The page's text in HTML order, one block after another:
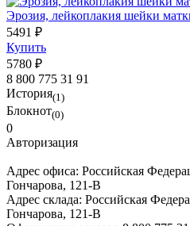
Эрозия, лейкоплакия шейки
5491 ₽
Купить
5780 ₽
8 800 775 31 91
История(1)
Блокнот(0)
0
Авторизация
Адрес офиса: Российская
Гончарова, 121-В
Адрес склада: Российская
Гончарова, 121-В